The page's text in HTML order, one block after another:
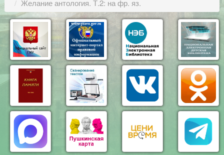
Желание антология. Т.2: на фр. яз.